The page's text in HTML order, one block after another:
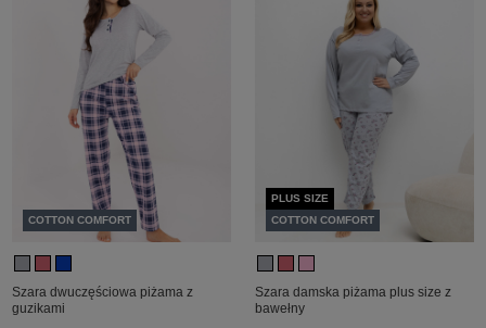
COTTON COMFORT
Szara dwuczęściowa piżama z
guzikami
PLUS SIZE
COTTON COMFORT
Szara damska piżama plus size z
bawełny